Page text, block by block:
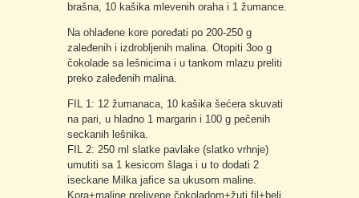
brašna, 10 kašika mlevenih oraha i 1 žumance.
Na ohlađene kore poređati po 200-250 g
zaleđenih i izdrobljenih malina. Otopiti 3oo g
čokolade sa lešnicima i u tankom mlazu preliti
preko zaleđenih malina.
FIL 1: 12 žumanaca, 10 kašika šećera skuvati
na pari, u hladno 1 margarin i 100 g pečenih
seckanih lešnika.
FIL 2: 250 ml slatke pavlake (slatko vrhnje)
umutiti sa 1 kesicom šlaga i u to dodati 2
iseckane Milka jafice sa ukusom maline.
Kora+maline prelivene čokoladom+žuti fil+beli